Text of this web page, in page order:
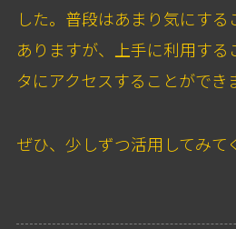
した。普段はあまり気にす
ありますが、上手に利用する
タにアクセスすることができ
ぜひ、少しずつ活用してみて